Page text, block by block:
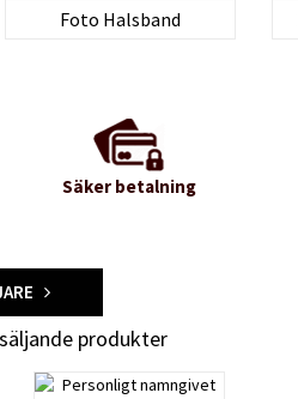
Foto Halsband
Säker betalning
produkter